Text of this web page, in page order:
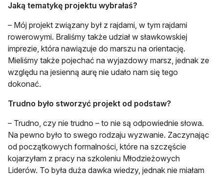
Jaką tematykę projektu wybrałaś?
– Mój projekt związany był z rajdami, w tym rajdami
rowerowymi. Braliśmy także udział w sławkowskiej
imprezie, która nawiązuje do marszu na orientację.
Mieliśmy także pojechać na wyjazdowy marsz, jednak ze
względu na jesienną aurę nie udało nam się tego
dokonać.
Trudno było stworzyć projekt od podstaw?
– Trudno, czy nie trudno – to nie są odpowiednie słowa.
Na pewno było to swego rodzaju wyzwanie. Zaczynając
od początkowych formalności, które na szczęście
kojarzyłam z pracy na szkoleniu Młodzieżowych
Liderów. To była duża dawka wiedzy, jednak nie miałam